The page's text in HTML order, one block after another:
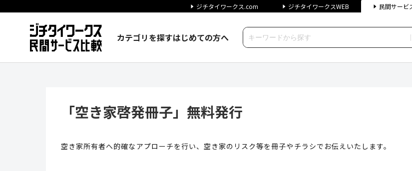
ジチタイワークス.com ジチタイワークスWEB 民間サービ
カテゴリを探すはじめての方へ
「空き家啓発冊子」無料発行
空き家所有者へ的確なアプローチを行い、空き家のリスク等を冊子やチラシでお伝えいたします。